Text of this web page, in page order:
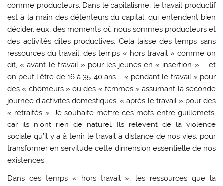
comme producteurs. Dans le capitalisme, le travail productif
est à la main des détenteurs du capital, qui entendent bien
décider, eux, des moments où nous sommes producteurs et
des activités dites productives. Cela laisse des temps sans
ressources du travail, des temps « hors travail » comme on
dit, « avant le travail » pour les jeunes en « insertion » – et
on peut l’être de 16 à 35-40 ans – « pendant le travail » pour
des « chômeurs » ou des « femmes » assumant la seconde
journée d’activités domestiques, « après le travail » pour des
« retraités ». Je souhaite mettre ces mots entre guillemets,
car ils n’ont rien de naturel. Ils relèvent de la violence
sociale qu’il y a à tenir le travail à distance de nos vies, pour
transformer en servitude cette dimension essentielle de nos
existences.
Dans ces temps « hors travail », les ressources que la